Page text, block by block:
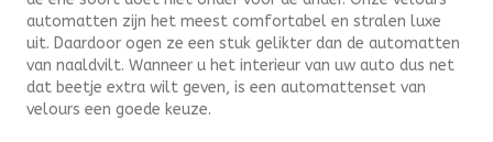
automatten zijn het meest comfortabel en stralen luxe
uit. Daardoor ogen ze een stuk gelikter dan de automatten
van naaldvilt. Wanneer u het interieur van uw auto dus net
dat beetje extra wilt geven, is een automattenset van
velours een goede keuze.